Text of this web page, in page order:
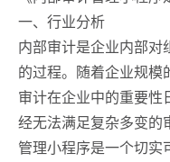
一、行业分析
内部审计是企业内部对
的过程。随着企业规模
审计在企业中的重要性
经无法满足复杂多变的
管理小程序是一个切实